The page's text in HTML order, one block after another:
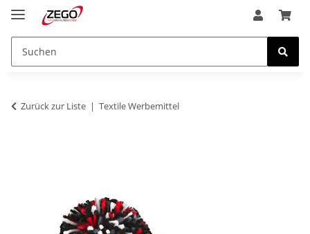
Zurück zur Liste Textile Werbemittel